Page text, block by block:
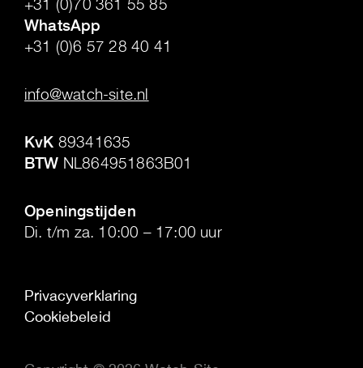
+31 (0)70 361 55 85
WhatsApp
+31 (0)6 57 28 40 41
info@watch-site.nl
KvK 89341635
BTW NL864951863B01
Openingstijden
Di. t/m za. 10:00 – 17:00 uur
Privacyverklaring
Cookiebeleid